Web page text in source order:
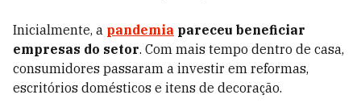
Inicialmente, a pandemia pareceu beneficiar
empresas do setor. Com mais tempo dentro de casa,
consumidores passaram a investir em reformas,
escritórios domésticos e itens de decoração.